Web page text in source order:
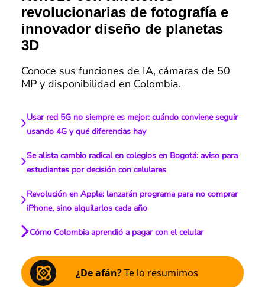
revolucionarias de fotografía e
innovador diseño de planetas
3D
Conoce sus funciones de IA, cámaras de 50
MP y disponibilidad en Colombia.
Usar red 5G no siempre es mejor: cuándo conviene seguir
usando 4G y qué diferencias hay
Se alista cambio radical en colegios en Bogotá: aviso para
estudiantes por decisión con celulares
Revolución en Apple: lanzarán programa para no comprar
iPhone, sino alquilarlos cada año
Cómo Colombia aprendió a pagar con el celular
¿De afán?Te lo resumimos